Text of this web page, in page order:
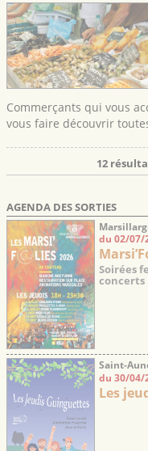
Commerçants qui vous
vous faire découvrir
12
AGENDA DES SORTIES
du 02/07/
Soirées
concerts
Saint-
du 30/04/
Les